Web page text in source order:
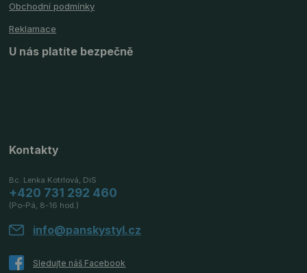
Obchodní podmínky
Reklamace
U nás platíte bezpečně
Kontakty
Bc. Lenka Kotrlová, DiS
+420 731 292 460
(Po-Pá, 8-16 hod.)
info@panskystyl.cz